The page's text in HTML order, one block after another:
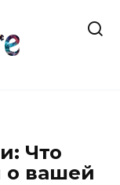
Что
о вашей